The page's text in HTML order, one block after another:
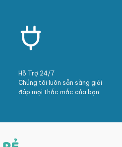
Hỗ Trợ 24/7
Chúng tôi luôn sẵn sàng giải
đáp mọi thắc mắc của bạn.